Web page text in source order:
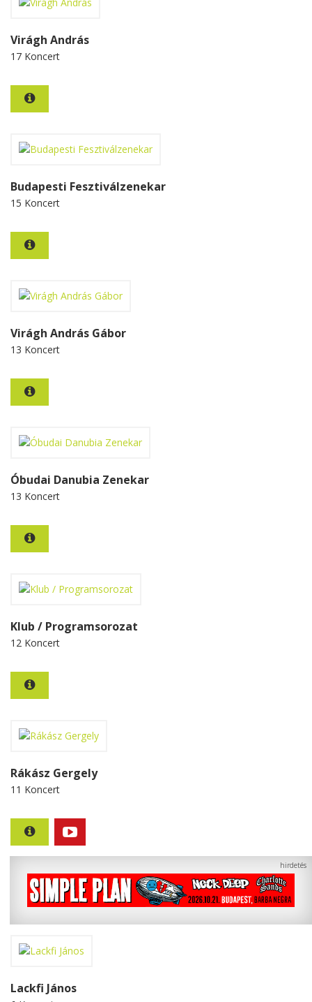
Virágh András
17 Koncert
Budapesti Fesztiválzenekar
15 Koncert
Virágh András Gábor
13 Koncert
Óbudai Danubia Zenekar
13 Koncert
Klub / Programsorozat
12 Koncert
Rákász Gergely
11 Koncert
Lackfi János